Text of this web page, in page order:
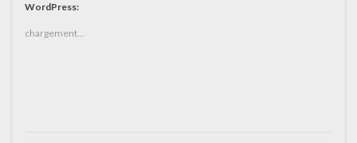
WordPress:
chargement…